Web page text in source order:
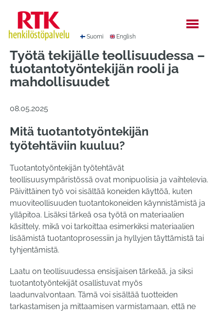
sisältöön
Suomi English
Työtä tekijälle teollisuudessa –
tuotantotyöntekijän rooli ja
mahdollisuudet
08.05.2025
Mitä tuotantotyöntekijän
työtehtäviin kuuluu?
Tuotantotyöntekijän työtehtävät
teollisuusympäristössä ovat monipuolisia ja vaihtelevia.
Päivittäinen työ voi sisältää koneiden käyttöä, kuten
muoviteollisuuden tuotantokoneiden käynnistämistä ja
ylläpitoa. Lisäksi tärkeä osa työtä on materiaalien
käsittely, mikä voi tarkoittaa esimerkiksi materiaalien
lisäämistä tuotantoprosessiin ja hyllyjen täyttämistä tai
tyhjentämistä.
Laatu on teollisuudessa ensisijaisen tärkeää, ja siksi
tuotantotyöntekijät osallistuvat myös
laadunvalvontaan. Tämä voi sisältää tuotteiden
tarkastamisen ja mittaamisen varmistamaan, että ne